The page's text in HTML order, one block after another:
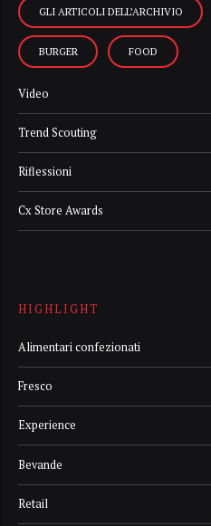
GLI ARTICOLI DELL’ARCHIVIO
BURGER FOOD
Video
Trend Scouting
Riflessioni
Cx Store Awards
HIGHLIGHT
Alimentari confezionati
Fresco
Experience
Bevande
Retail